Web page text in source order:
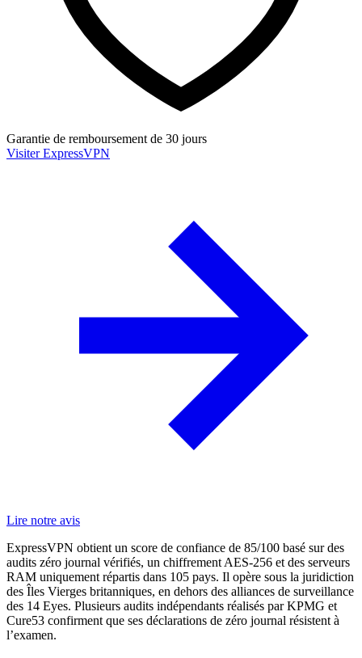
Garantie de remboursement de 30 jours
Visiter ExpressVPN
Lire notre avis
ExpressVPN obtient un score de confiance de 85/100 basé sur des
audits zéro journal vérifiés, un chiffrement AES-256 et des serveurs
RAM uniquement répartis dans 105 pays. Il opère sous la juridiction
des Îles Vierges britanniques, en dehors des alliances de surveillance
des 14 Eyes. Plusieurs audits indépendants réalisés par KPMG et
Cure53 confirment que ses déclarations de zéro journal résistent à
l’examen.